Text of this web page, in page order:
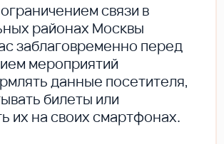
связи в
районах Москвы
заблаговременно перед
мероприятий
данные посетителя,
билеты или
их на своих смартфонах.